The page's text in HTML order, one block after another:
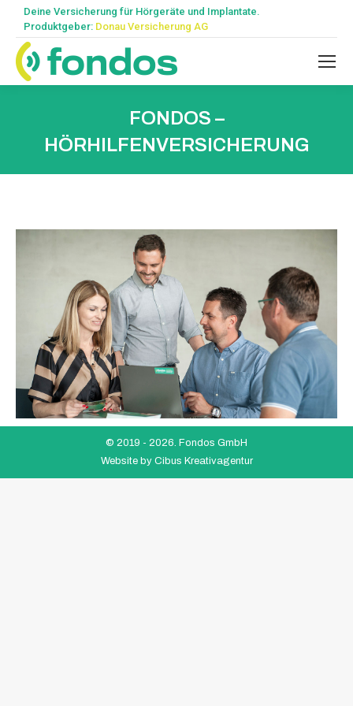
Deine Versicherung für Hörgeräte und Implantate.
Produktgeber: Donau Versicherung AG
FONDOS –
HÖRHILFENVERSICHERUNG
© 2019 - 2026. Fondos GmbH
Website by Cibus Kreativagentur